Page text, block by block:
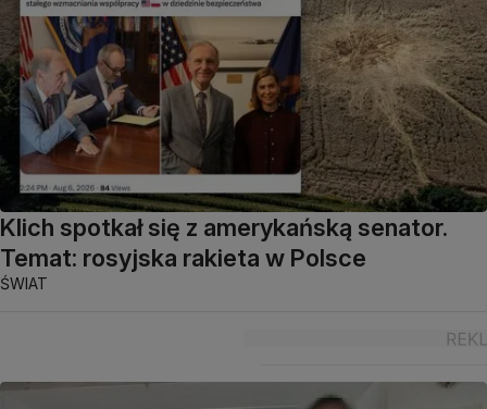
Klich spotkał się z amerykańską senator.
Temat: rosyjska rakieta w Polsce
ŚWIAT